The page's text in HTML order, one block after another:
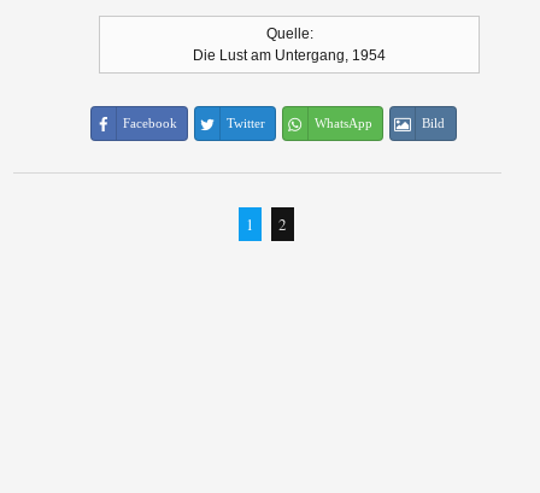
Quelle:
Die Lust am Untergang, 1954
Facebook Twitter WhatsApp Bild
1 2